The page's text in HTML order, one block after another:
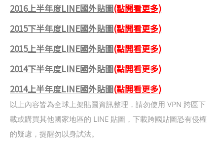
2016上半年度LINE國外貼圖(點開看更多)
2015下半年度LINE國外貼圖(點開看更多)
2015上半年度LINE國外貼圖(點開看更多)
2014下半年度LINE國外貼圖(點開看更多)
2014上半年度LINE國外貼圖(點開看更多)
以上內容皆為全球上架貼圖資訊整理，請勿使用 VPN 跨區下
載或購買其他國家地區的 LINE 貼圖，下載跨國貼圖恐有侵權
的疑慮，提醒勿以身試法。